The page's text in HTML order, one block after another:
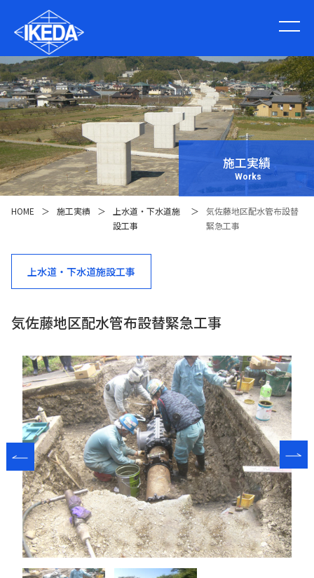
施工実績
Works
HOME ＞ 施工実績 ＞
上水道・下水道施
設工事
＞
気佐藤地区配水管布設替
緊急工事
上水道・下水道施設工事
気佐藤地区配水管布設替緊急工事